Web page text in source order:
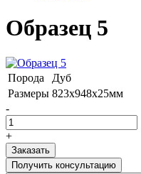
Образец 5
Порода
Дуб
Размеры 823x948x25мм
-
+
Получить консультацию